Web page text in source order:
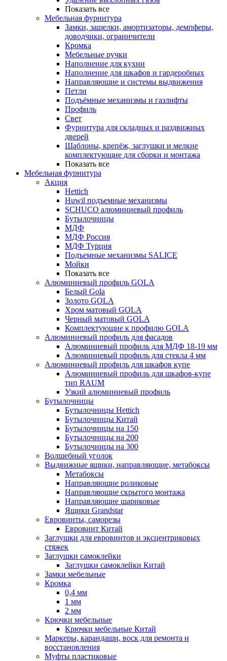
Показать все
Мебельная фурнитура
Замки, защелки, амортизаторы, демпферы,
доводчики, ограничители
Кромка
Мебельные ручки
Наполнение для кухни
Наполнение для шкафов и гардеробных
Направляющие и системы выдвижения
Петли
Подъёмные механизмы и газлифты
Профиль
Свет
Фурнитура для складных и раздвижных
дверей
Шаблоны, крепёж, заглушки и мелкие
комплектующие для сборки и монтажа
Показать все
Мебельная фурнитура
Акция
Hettich
Huwil подъемные механизмы
SCHUCO алюминиевый профиль
Бутылочницы
МДФ
МДФ Россия
МДФ Турция
Подъемные механизмы SALICE
Мойки
Показать все
Алюминиевый профиль GOLA
Белый Gola
Золото GOLA
Хром матовый GOLA
Черный матовый GOLA
Комплектующие к профилю GOLA
Алюминиевый профиль для фасадов
Алюминиевый профиль для МДФ 18-19 мм
Алюминиевый профиль для стекла 4 мм
Алюминиевый профиль для шкафов купе
Алюминиевый профиль для шкафов-купе
тип RAUM
Узкий алюминиевый профиль
Бутылочницы
Бутылочницы Hettich
Бутылочницы Китай
Бутылочницы на 150
Бутылочницы на 200
Бутылочницы на 300
Волшебный уголок
Выдвижные ящики, направляющие, метабоксы
Метабоксы
Направляющие роликовые
Направляющие скрытого монтажа
Направляющие шариковые
Ящики Grandstar
Евровинты, саморезы
Евровинт Китай
Заглушки для евровинтов и эксцентриковых
стяжек
Заглушки самоклейки
Заглушки самоклейки Китай
Замки мебельные
Кромка
0,4 мм
1 мм
2 мм
Крючки мебельные
Крючки мебельные Китай
Маркеры, карандаши, воск для ремонта и
восстановления
Муфты пластиковые